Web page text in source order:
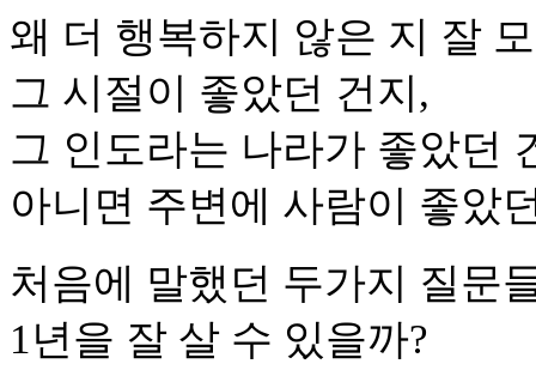
왜 더 행복하지 않은 지 잘
그 시절이 좋았던 건지,
그 인도라는 나라가 좋았던
아니면 주변에 사람이 좋았
처음에 말했던 두가지 질문
1년을 잘 살 수 있을까?